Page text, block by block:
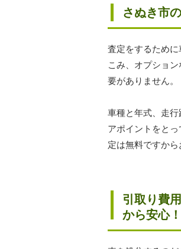
さぬき市
査定をするため
こみ、オプショ
要がありません。
車種と年式、走
アポイントをと
定は無料ですから
引取り費
から安心！